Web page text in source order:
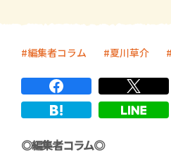
編集者コラム 夏川草介
◎編集者コラム◎